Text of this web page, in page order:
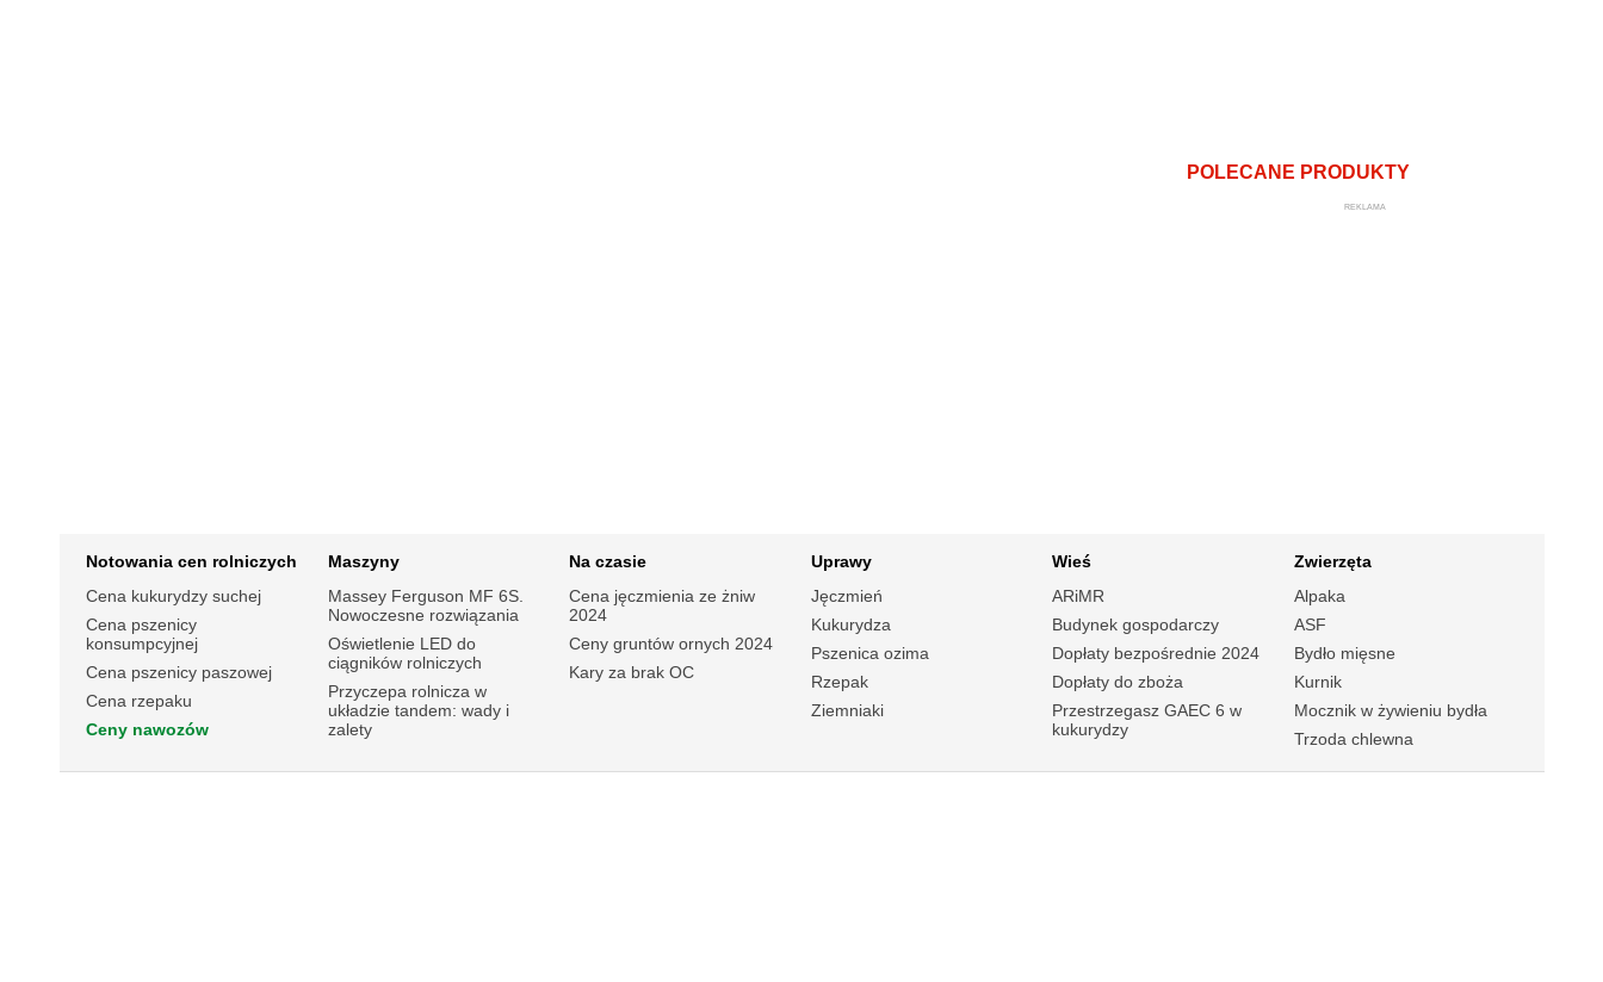
POLECANE PRODUKTY
REKLAMA
Notowania cen rolniczych
Cena kukurydzy suchej
Cena pszenicy
konsumpcyjnej
Cena pszenicy paszowej
Cena rzepaku
Ceny nawozów
Maszyny
Massey Ferguson MF 6S.
Nowoczesne rozwiązania
Oświetlenie LED do
ciągników rolniczych
Przyczepa rolnicza w
układzie tandem: wady i
zalety
Na czasie
Cena jęczmienia ze żniw
2024
Ceny gruntów ornych 2024
Kary za brak OC
Uprawy
Jęczmień
Kukurydza
Pszenica ozima
Rzepak
Ziemniaki
Wieś
ARiMR
Budynek gospodarczy
Dopłaty bezpośrednie 2024
Dopłaty do zboża
Przestrzegasz GAEC 6 w
kukurydzy
Zwierzęta
Alpaka
ASF
Bydło mięsne
Kurnik
Mocznik w żywieniu bydła
Trzoda chlewna